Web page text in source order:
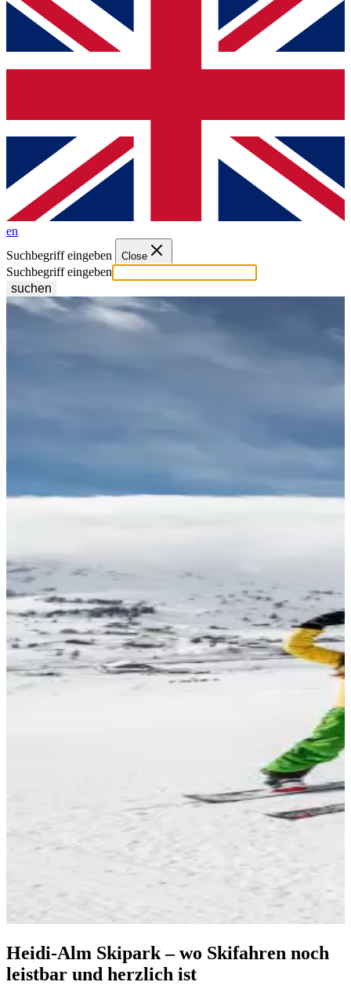
en
Suchbegriff eingeben
Close
Suchbegriff eingeben
suchen
Heidi-Alm Skipark – wo Skifahren noch
leistbar und herzlich ist